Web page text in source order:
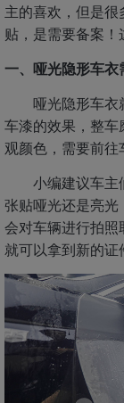
主的喜欢，但是
贴，是需要备案！
一、哑光隐形车衣
哑光隐形车衣
车漆的效果，整
观颜色，需要前往
小编建议车主
张贴哑光还是亮光
会对车辆进行拍照
就可以拿到新的证